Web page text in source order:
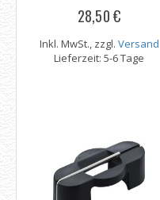
28,50 €
Inkl. MwSt., zzgl. Versand
Lieferzeit: 5-6 Tage